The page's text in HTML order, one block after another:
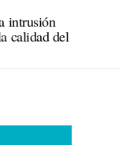
intrusión
calidad del